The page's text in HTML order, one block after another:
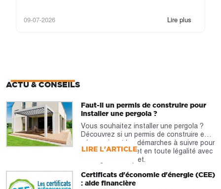
09-07-2026 Lire plus
ACTU & CONSEILS
Faut-il un permis de construire pour
installer une pergola ?
Vous souhaitez installer une pergola ?
Découvrez si un permis de construire est
nécessaire et les démarches à suivre pour
réaliser votre projet en toute légalité avec
notre guide complet.
LIRE L'ARTICLE
Certificats d'économie d'énergie (CEE)
: aide financière